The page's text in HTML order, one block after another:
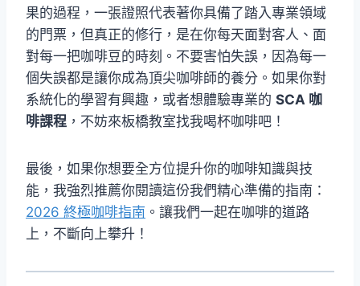
果的過程，一張證照代表著你具備了踏入專業領域
的門票，但真正的修行，是在你每天面對客人、面
對每一把咖啡豆的時刻。不要害怕失誤，因為每一
個失誤都是讓你成為頂尖咖啡師的養分。如果你對
系統化的學習有興趣，或者想體驗專業的 SCA 咖
啡課程 ，不妨來板橋教室找我喝杯咖啡吧！
最後，如果你想要全方位提升你的咖啡知識與技
能，我強烈推薦你閱讀這份我們精心準備的指南：
2026 終極咖啡指南 。讓我們一起在咖啡的道路
上，不斷向上攀升！